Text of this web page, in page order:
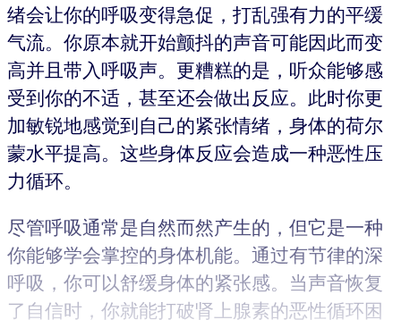
绪会让你的呼吸变得急促，打乱强有力的平缓
气流。你原本就开始颤抖的声音可能因此而变
高并且带入呼吸声。更糟糕的是，听众能够感
受到你的不适，甚至还会做出反应。此时你更
加敏锐地感觉到自己的紧张情绪，身体的荷尔
蒙水平提高。这些身体反应会造成一种恶性压
力循环。
尽管呼吸通常是自然而然产生的，但它是一种
你能够学会掌控的身体机能。通过有节律的深
呼吸，你可以舒缓身体的紧张感。当声音恢复
了自信时，你就能打破肾上腺素的恶性循环困